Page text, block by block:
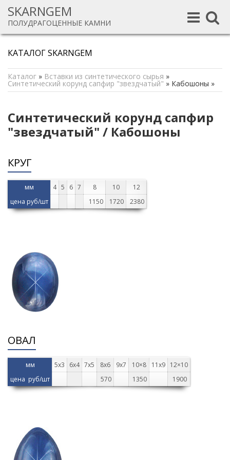
SKARNGEM
ПОЛУДРАГОЦЕННЫЕ КАМНИ
Toggle
Toggle
navigation
КАТАЛОГ SKARNGEM
Каталог » Вставки из синтетического сырья »
Синтетический корунд сапфир "звездчатый" » Кабошоны »
Синтетический корунд сапфир
"звездчатый" / Кабошоны
КРУГ
мм 4 5 6 7 8 10
12
цена руб/шт
1150 1720 2380
ОВАЛ
мм 5х3 6х4 7х5 8х6 9х7 10×8 11х9 12×10
цена руб/шт
570 1350 1900